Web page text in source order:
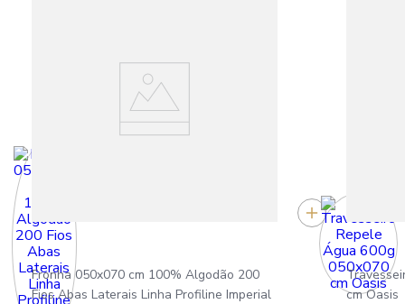
Fronha 050x070 cm 100% Algodão 200
Fios Abas Laterais Linha Profiline Imperial
cm Oasis